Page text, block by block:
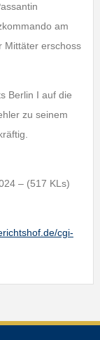
am
Mittäter erschoss
Berlin I auf die
zu seinem
– (517 KLs)
cgi-